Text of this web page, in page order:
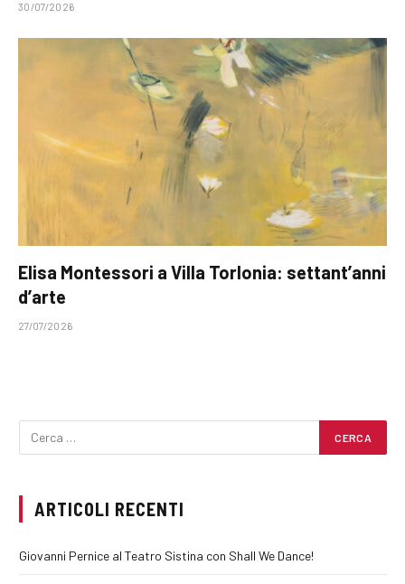
30/07/2026
Elisa Montessori a Villa Torlonia: settant’anni
d’arte
27/07/2026
ARTICOLI RECENTI
Giovanni Pernice al Teatro Sistina con Shall We Dance!